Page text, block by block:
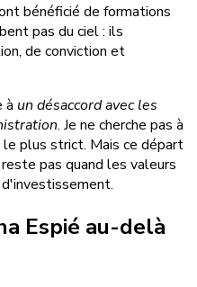
bénéficié de formations
pas du ciel : ils
de conviction et
à un désaccord avec les
. Je ne cherche pas à
plus strict. Mais ce départ
pas quand les valeurs
Espié au-delà